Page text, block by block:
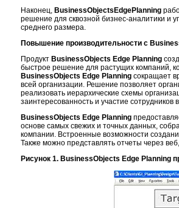
Наконец, BusinessObjectsEdgePlanning
решение для сквозной бизнес-аналитики и
среднего размера.
Повышение производительности с
Продукт BusinessObjects Edge Planning
быстрое решение для растущих компаний,
BusinessObjects Edge Planning сокращает
всей организации. Решение позволяет
реализовать иерархические схемы
заинтересованность и участие сотрудников
BusinessObjects Edge Planning
основе самых свежих и точных данных,
компании. Встроенные возможности
Также можно представлять отчеты через
Рисунок 1. BusinessObjects Edge Planning